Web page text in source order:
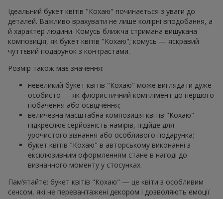
Ідеальний букет квітів "Кохаю" починається з уваги до
деталей. Важливо врахувати не лише колірні вподобання, а
й характер людини. Комусь ближча стримана вишукана
композиція, як букет квітів "Кохаю"; комусь — яскравий
чуттєвий подарунок з контрастами.
Розмір також має значення:
невеликий букет квітів "Кохаю" може виглядати дуже
особисто — як флористичний комплімент до першого
побачення або освідчення;
величезна масштабна композиція квітів "Кохаю"
підкреслює серйозність намірів, підійде для
урочистого зізнання або особливого подарунка;
букет квітів "Кохаю" в авторському виконанні з
ексклюзивним оформленням стане в нагоді до
визначного моменту у стосунках.
Пам’ятайте: букет квітів "Кохаю" — це квіти з особливим
сенсом, які не перевантажені декором і дозволяють емоції